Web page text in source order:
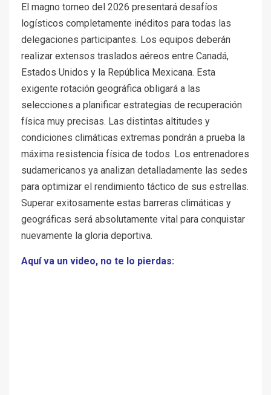
El magno torneo del 2026 presentará desafíos
logísticos completamente inéditos para todas las
delegaciones participantes. Los equipos deberán
realizar extensos traslados aéreos entre Canadá,
Estados Unidos y la República Mexicana. Esta
exigente rotación geográfica obligará a las
selecciones a planificar estrategias de recuperación
física muy precisas. Las distintas altitudes y
condiciones climáticas extremas pondrán a prueba la
máxima resistencia física de todos. Los entrenadores
sudamericanos ya analizan detalladamente las sedes
para optimizar el rendimiento táctico de sus estrellas.
Superar exitosamente estas barreras climáticas y
geográficas será absolutamente vital para conquistar
nuevamente la gloria deportiva.
Aquí va un video, no te lo pierdas: